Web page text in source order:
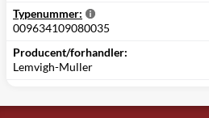
Typenummer:
009634109080035
Producent/forhandler:
Lemvigh-Muller